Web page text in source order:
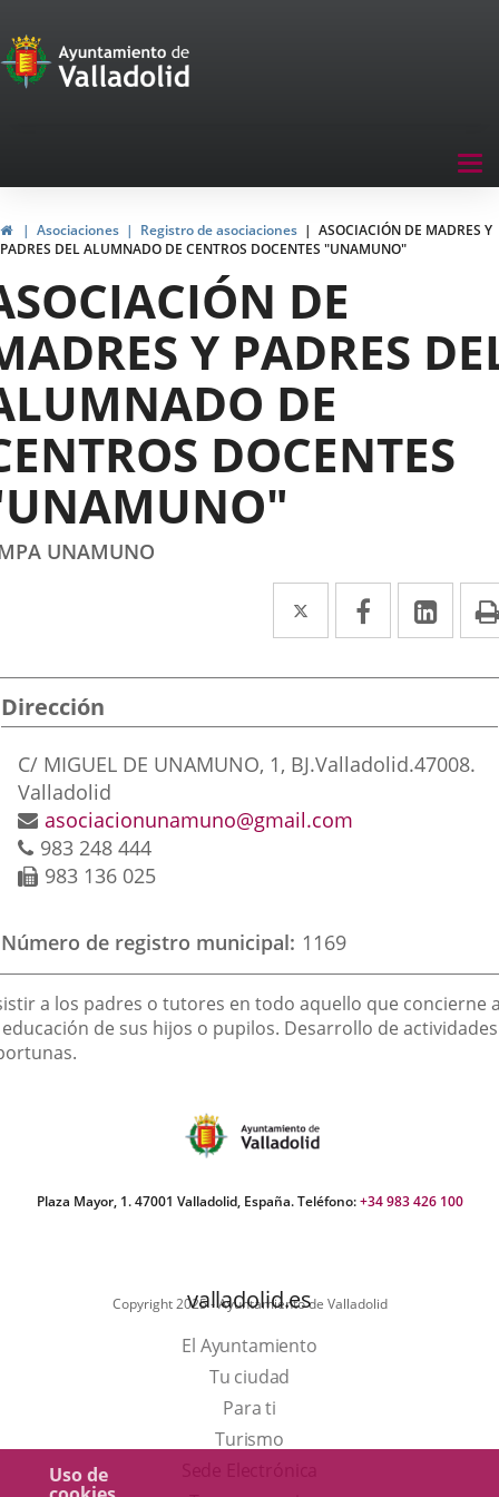
Uso de
Portal
de
navegación
InicioAsociaciones Registro de asociaciones
ASOCIACIÓN DE MADRES Y
PADRES DEL ALUMNADO DE CENTROS DOCENTES "UNAMUNO"
DE
Y PADRES
DE
DOCENTES
UNAMUNO
Twitter
Enlace
a
una
externa.
Facebook
Enlace
a
una
externa.
a
una
Dirección
Dirección
postal
C/ MIGUEL DE UNAMUNO, 1, BJ.Valladolid.47008.
Valladolid
Dirección
de
correo
asociacionunamuno@gmail.com
Teléfonos
983 248 444
Fax
983 136 025
Número de registro municipal 1169
a los padres o tutores en todo aquello que concierne
de sus hijos o pupilos. Desarrollo de actividades
Plaza Mayor, 1. 47001 Valladolid, España. Teléfono:+34 983 426 100
Copyright 2025 - Ayuntamiento de Valladolid
valladolid.es
El Ayuntamiento
Tu ciudad
Para ti
TurismoEste